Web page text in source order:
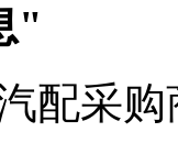
"
配采